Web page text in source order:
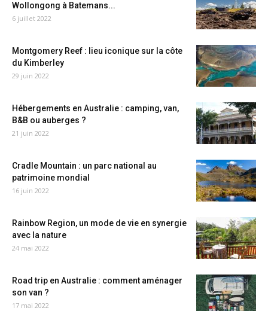
Wollongong à Batemans...
6 juillet 2022
Montgomery Reef : lieu iconique sur la côte
du Kimberley
29 juin 2022
Hébergements en Australie : camping, van,
B&B ou auberges ?
21 juin 2022
Cradle Mountain : un parc national au
patrimoine mondial
16 juin 2022
Rainbow Region, un mode de vie en synergie
avec la nature
24 mai 2022
Road trip en Australie : comment aménager
son van ?
17 mai 2022